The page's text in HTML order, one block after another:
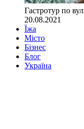
Гастротур по
20.08.2021
Їжа
Місто
Бізнес
Блог
Україна